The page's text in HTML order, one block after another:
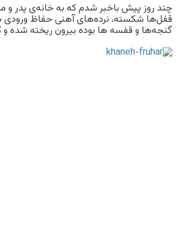
چند روز پیش باخبر شدم که به خانه‌ی پدر و
قفل‌ها شکسته، نرده‌های آهنی حفاظ ورودی
گنجه‌ها و قفسه ها بوده بیرون ریخته شده